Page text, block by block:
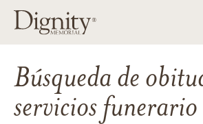
Búsqueda de
servicios funerario